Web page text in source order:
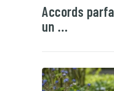
Accords
un …